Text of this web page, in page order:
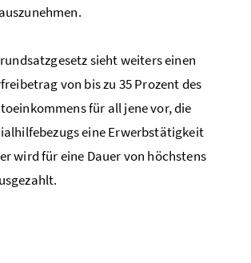
sieht weiters einen
von bis zu 35 Prozent des
für all jene vor, die
eine Erwerbstätigkeit
wird für eine Dauer von höchstens